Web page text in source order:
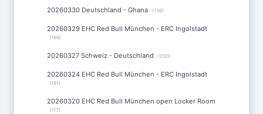
20260330 Deutschland - Ghana (136)
20260329 EHC Red Bull München - ERC Ingolstadt
(186)
20260327 Schweiz - Deutschland (200)
20260324 EHC Red Bull München - ERC Ingolstadt
(181)
20260320 EHC Red Bull München open Locker Room
(117)